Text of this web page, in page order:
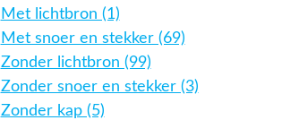
Met lichtbron (1)
Met snoer en stekker (69)
Zonder lichtbron (99)
Zonder snoer en stekker (3)
Zonder kap (5)